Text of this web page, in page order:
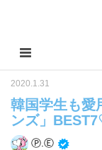
2020.1.31
韓国学生も愛
ンズ」
Ⓟ.Ⓔ